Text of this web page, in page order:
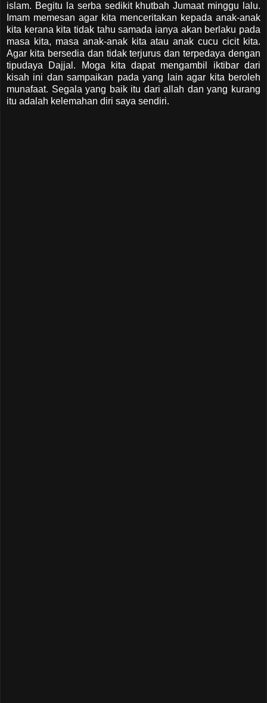
islam. Begitu la serba sedikit khutbah Jumaat minggu lalu.
Imam memesan agar kita menceritakan kepada anak-anak
kita kerana kita tidak tahu samada ianya akan berlaku pada
masa kita, masa anak-anak kita atau anak cucu cicit kita.
Agar kita bersedia dan tidak terjurus dan terpedaya dengan
tipudaya Dajjal. Moga kita dapat mengambil iktibar dari
kisah ini dan sampaikan pada yang lain agar kita beroleh
munafaat. Segala yang baik itu dari allah dan yang kurang
itu adalah kelemahan diri saya sendiri.